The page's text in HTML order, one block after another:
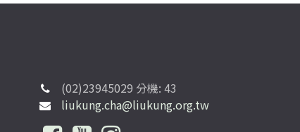
(02)23945029 分機: 43
liukung.cha@liukung.org.tw